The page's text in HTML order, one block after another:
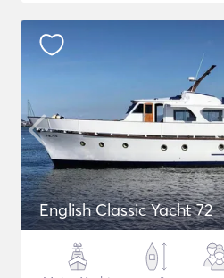
English Classic Yacht 72